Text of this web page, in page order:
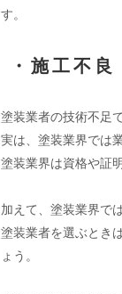
す。
・施工不良
塗装業者の技術不足
実は、塗装業界では
塗装業界は資格や証
加えて、塗装業界で
塗装業者を選ぶとき
ょう。